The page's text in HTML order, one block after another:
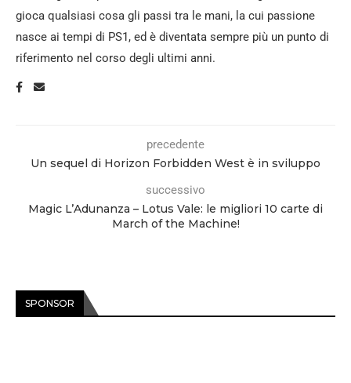
gioca qualsiasi cosa gli passi tra le mani, la cui passione
nasce ai tempi di PS1, ed è diventata sempre più un punto di
riferimento nel corso degli ultimi anni.
precedente
Un sequel di Horizon Forbidden West è in sviluppo
successivo
Magic L’Adunanza – Lotus Vale: le migliori 10 carte di
March of the Machine!
SPONSOR